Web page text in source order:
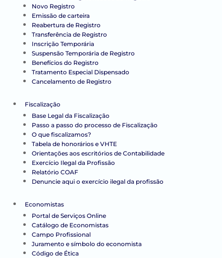
Novo Registro
Emissão de carteira
Reabertura de Registro
Transferência de Registro
Inscrição Temporária
Suspensão Temporária de Registro
Benefícios do Registro
Tratamento Especial Dispensado
Cancelamento de Registro
Fiscalização
Base Legal da Fiscalização
Passo a passo do processo de Fiscalização
O que fiscalizamos?
Tabela de honorários e VHTE
Orientações aos escritórios de Contabilidade
Exercício Ilegal da Profissão
Relatório COAF
Denuncie aqui o exercício ilegal da profissão
Economistas
Portal de Serviços Online
Catálogo de Economistas
Campo Profissional
Juramento e símbolo do economista
Código de Ética